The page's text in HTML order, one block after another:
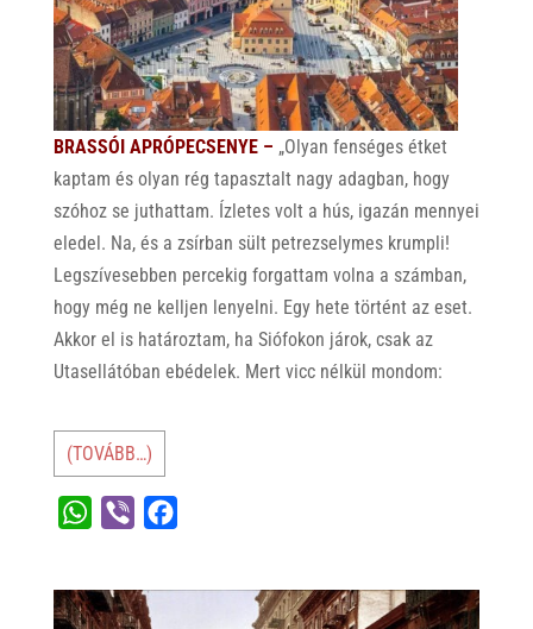
BRASSÓI APRÓPECSENYE – „Olyan fenséges étket
kaptam és olyan rég tapasztalt nagy adagban, hogy
szóhoz se juthattam. Ízletes volt a hús, igazán mennyei
eledel. Na, és a zsírban sült petrezselymes krumpli!
Legszívesebben percekig forgattam volna a számban,
hogy még ne kelljen lenyelni. Egy hete történt az eset.
Akkor el is határoztam, ha Siófokon járok, csak az
Utasellátóban ebédelek. Mert vicc nélkül mondom:
(TOVÁBB…)
t
e